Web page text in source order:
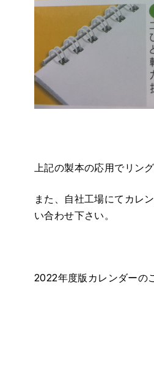
上記の製本の応用でリン
また、自社工場にてカレ
い合わせ下さい。
2022年度版カレンダーの